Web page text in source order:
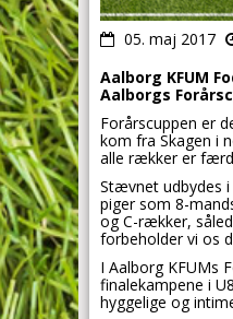
05. maj 2017
Aalborg KFUM
Aalborgs
Forårscuppen er
kom fra Skagen i
alle rækker er
Stævnet udbydes i
piger som 8-
og C-rækker,
forbeholder vi os
I Aalborg KFUMs
finalekampene i
hyggelige og